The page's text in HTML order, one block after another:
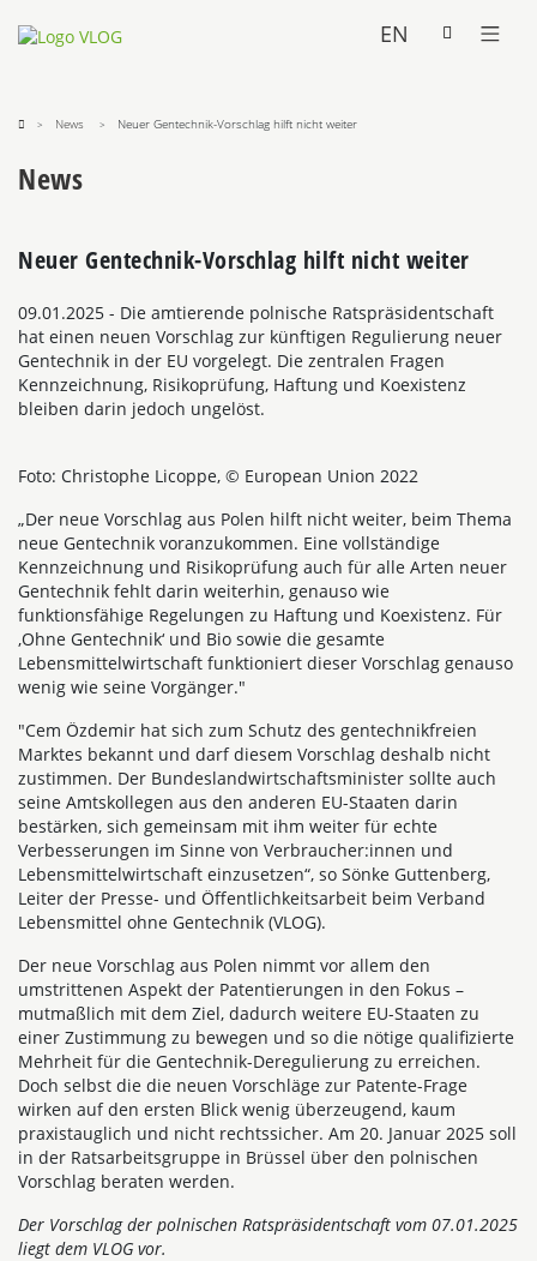
EN
News Neuer Gentechnik-Vorschlag hilft nicht weiter
News
Neuer Gentechnik-Vorschlag hilft nicht weiter
09.01.2025 - Die amtierende polnische Ratspräsidentschaft
hat einen neuen Vorschlag zur künftigen Regulierung neuer
Gentechnik in der EU vorgelegt. Die zentralen Fragen
Kennzeichnung, Risikoprüfung, Haftung und Koexistenz
bleiben darin jedoch ungelöst.
Foto: Christophe Licoppe, © European Union 2022
„Der neue Vorschlag aus Polen hilft nicht weiter, beim Thema
neue Gentechnik voranzukommen. Eine vollständige
Kennzeichnung und Risikoprüfung auch für alle Arten neuer
Gentechnik fehlt darin weiterhin, genauso wie
funktionsfähige Regelungen zu Haftung und Koexistenz. Für
,Ohne Gentechnik‘ und Bio sowie die gesamte
Lebensmittelwirtschaft funktioniert dieser Vorschlag genauso
wenig wie seine Vorgänger."
"Cem Özdemir hat sich zum Schutz des gentechnikfreien
Marktes bekannt und darf diesem Vorschlag deshalb nicht
zustimmen. Der Bundeslandwirtschaftsminister sollte auch
seine Amtskollegen aus den anderen EU-Staaten darin
bestärken, sich gemeinsam mit ihm weiter für echte
Verbesserungen im Sinne von Verbraucher:innen und
Lebensmittelwirtschaft einzusetzen“, so Sönke Guttenberg,
Leiter der Presse- und Öffentlichkeitsarbeit beim Verband
Lebensmittel ohne Gentechnik (VLOG).
Der neue Vorschlag aus Polen nimmt vor allem den
umstrittenen Aspekt der Patentierungen in den Fokus –
mutmaßlich mit dem Ziel, dadurch weitere EU-Staaten zu
einer Zustimmung zu bewegen und so die nötige qualifizierte
Mehrheit für die Gentechnik-Deregulierung zu erreichen.
Doch selbst die die neuen Vorschläge zur Patente-Frage
wirken auf den ersten Blick wenig überzeugend, kaum
praxistauglich und nicht rechtssicher. Am 20. Januar 2025 soll
in der Ratsarbeitsgruppe in Brüssel über den polnischen
Vorschlag beraten werden.
Der Vorschlag der polnischen Ratspräsidentschaft vom 07.01.2025
liegt dem VLOG vor.